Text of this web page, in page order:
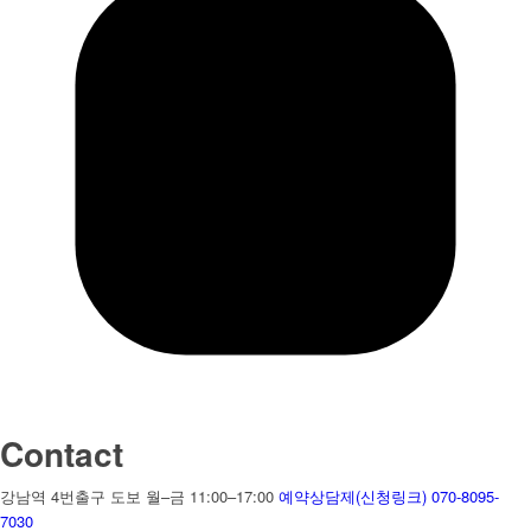
Contact
강남역 4번출구 도보 월–금 11:00–17:00 예약상담제(신청링크) 070-8095-
7030